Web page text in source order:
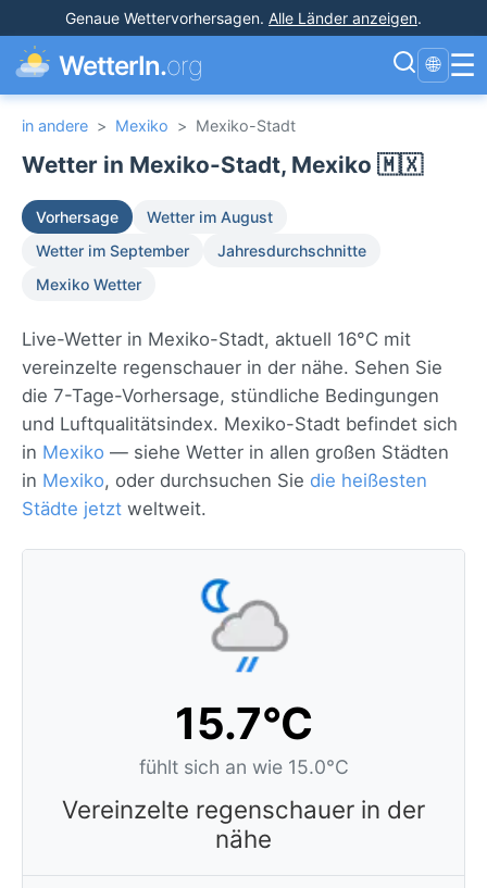
Genaue Wettervorhersagen. Alle Länder anzeigen.
WetterIn.org 🌐 ☰
in andere > Mexiko > Mexiko-Stadt
Wetter in Mexiko-Stadt, Mexiko 🇲🇽
Vorhersage
Wetter im August
Wetter im September
Jahresdurchschnitte
Mexiko Wetter
Live-Wetter in Mexiko-Stadt, aktuell 16°C mit
vereinzelte regenschauer in der nähe. Sehen Sie
die 7-Tage-Vorhersage, stündliche Bedingungen
und Luftqualitätsindex. Mexiko-Stadt befindet sich
in Mexiko — siehe Wetter in allen großen Städten
in Mexiko, oder durchsuchen Sie die heißesten
Städte jetzt weltweit.
15.7°C
fühlt sich an wie 15.0°C
Vereinzelte regenschauer in der
nähe